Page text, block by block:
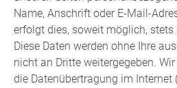
Name, Anschrift oder E-Mail-
erfolgt dies, soweit möglich,
Diese Daten werden ohne Ihre
nicht an Dritte weitergegeben.
die Datenübertragung im Internet